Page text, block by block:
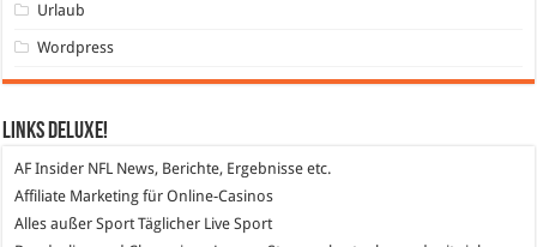
Urlaub
Wordpress
Links DeLuXe!
AF Insider NFL News, Berichte, Ergebnisse etc.
Affiliate Marketing für Online-Casinos
Alles außer SportTäglicher Live Sport